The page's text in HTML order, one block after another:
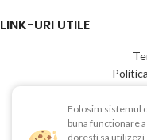
LINK-URI UTILE
Folosim sistemul
buna functionare
doresti sa